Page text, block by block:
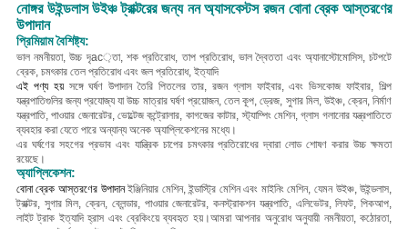
নোঙ্গর উইন্ডলাস উইঞ্চ ট্রাক্টরের জন্য নন অ্যাসবেস্টস রজন বোনা ব্রেক আস্তরণের
উপাদান
প্রিমিয়াম বৈশিষ্ট্য:
ভাল নমনীয়তা, উচ্চ দৃac়তা, শক প্রতিরোধ, তাপ প্রতিরোধ, ভাল দ্বৈততা এবং অ্যানাস্টোমোসিস, চটপটে
ব্রেক, চমৎকার তেল প্রতিরোধ এবং জল প্রতিরোধ, ইত্যাদি
এই পণ্য হয় সঙ্গে ঘর্ষণ উপাদান তৈরিপিতলের তার, রজন গ্লাস ফাইবার, এবং ভিসকোজ ফাইবার, শিল্প
যন্ত্রপাতিগুলির জন্য প্রযোজ্য যা উচ্চ মাত্রার ঘর্ষণ প্রয়োজন, তেল কূপ, ড্রেজ, সুগার মিল, উইঞ্চ, ক্রেন, নির্মাণ
যন্ত্রপাতি, পাওয়ার জেনারেটর, ভোল্টেজ কন্ট্রোলার, কাগজের কাটার, স্ট্যাম্পিং মেশিন, গ্লাস গলানোর যন্ত্রপাতিতে
ব্যবহার করা যেতে পারে অন্যান্য অনেক অ্যাপ্লিকেশনের মধ্যে।
এর ঘর্ষণের সহগের প্রভাব এবং যান্ত্রিক চাপের চমৎকার প্রতিরোধের দ্বারা লোড শোষণ করার উচ্চ ক্ষমতা
রয়েছে।
অ্যাপ্লিকেশন:
বোনা ব্রেক আস্তরণের উপাদান ইঞ্জিনিয়ার মেশিন, ইন্ডাস্ট্রি মেশিন এবং মাইনিং মেশিন, যেমন উইঞ্চ, উইন্ডলাস,
ট্রাক্টর, সুগার মিল, ক্রেন, ব্লেন্ডার, পাওয়ার জেনারেটর, কনস্ট্রাকশন যন্ত্রপাতি, এলিভেটর, লিফট, পিকআপ,
লাইট ট্রাক ইত্যাদি হ্রাস এবং ব্রেকিংয়ে ব্যবহৃত হয়।আমরা আপনার অনুরোধ অনুযায়ী নমনীয়তা, কঠোরতা,